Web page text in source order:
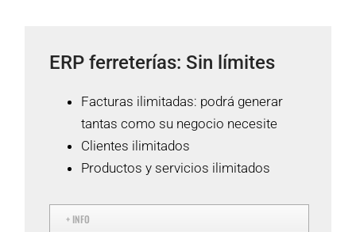
ERP ferreterías: Sin límites
Facturas ilimitadas: podrá generar
tantas como su negocio necesite
Clientes ilimitados
Productos y servicios ilimitados
+ INFO